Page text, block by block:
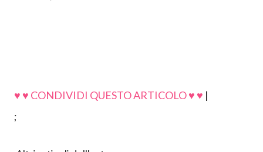
♥ ♥ CONDIVIDI QUESTO ARTICOLO ♥ ♥ |
;